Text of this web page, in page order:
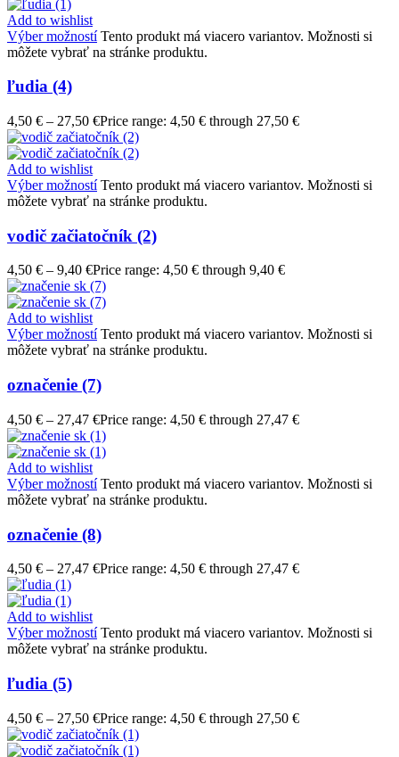
Add to wishlist
Výber možností Tento produkt má viacero variantov. Možnosti si
môžete vybrať na stránke produktu.
ľudia (4)
4,50 € – 27,50 €Price range: 4,50 € through 27,50 €
Add to wishlist
Výber možností Tento produkt má viacero variantov. Možnosti si
môžete vybrať na stránke produktu.
vodič začiatočník (2)
4,50 € – 9,40 €Price range: 4,50 € through 9,40 €
Add to wishlist
Výber možností Tento produkt má viacero variantov. Možnosti si
môžete vybrať na stránke produktu.
označenie (7)
4,50 € – 27,47 €Price range: 4,50 € through 27,47 €
Add to wishlist
Výber možností Tento produkt má viacero variantov. Možnosti si
môžete vybrať na stránke produktu.
označenie (8)
4,50 € – 27,47 €Price range: 4,50 € through 27,47 €
Add to wishlist
Výber možností Tento produkt má viacero variantov. Možnosti si
môžete vybrať na stránke produktu.
ľudia (5)
4,50 € – 27,50 €Price range: 4,50 € through 27,50 €